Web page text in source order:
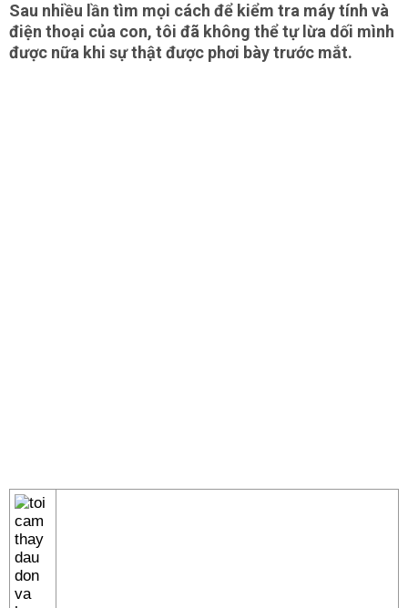
Sau nhiều lần tìm mọi cách để kiểm tra máy tính và
điện thoại của con, tôi đã không thể tự lừa dối mình
được nữa khi sự thật được phơi bày trước mắt.